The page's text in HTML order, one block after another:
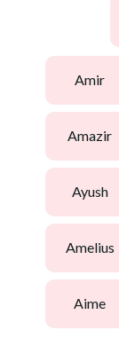
amir
amazir
ayush
amelius
aime